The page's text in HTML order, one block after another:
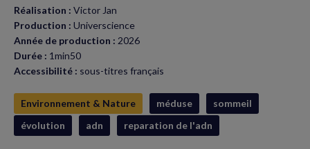
Réalisation : Victor Jan
Production : Universcience
Année de production : 2026
Durée : 1min50
Accessibilité : sous-titres français
Environnement & Nature méduse
sommeil
évolution
adn reparation de l'adn